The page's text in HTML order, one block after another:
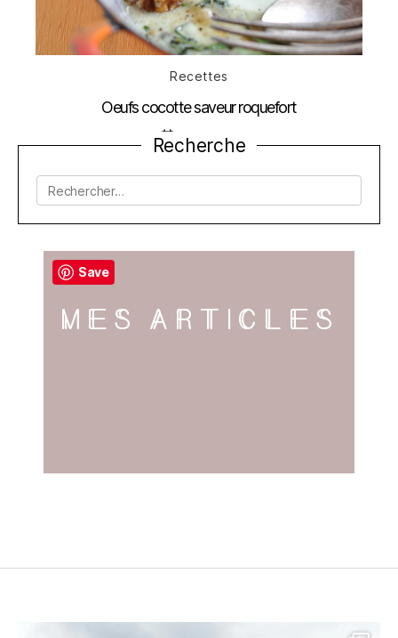
Catégories
Recettes
Oeufs cocotte saveur roquefort
Date
de
17 mai 2012
Recherche
Rechercher :
Save